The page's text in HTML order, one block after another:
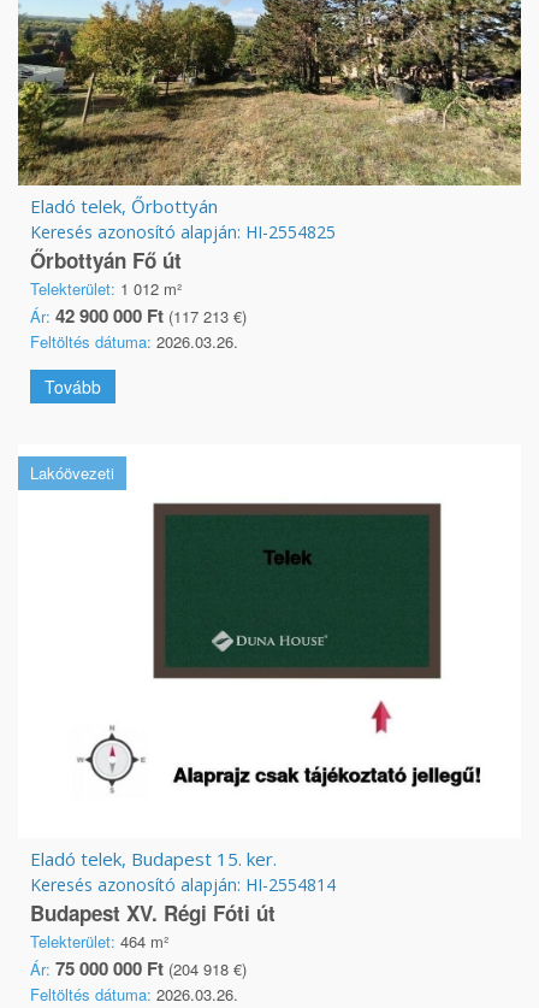
Eladó telek, Őrbottyán
Keresés azonosító alapján: HI-2554825
Őrbottyán Fő út
Telekterület: 1 012 m²
Ár: 42 900 000 Ft (117 213 €)
Feltöltés dátuma: 2026.03.26.
Tovább
Lakóövezeti
Eladó telek, Budapest 15. ker.
Keresés azonosító alapján: HI-2554814
Budapest XV. Régi Fóti út
Telekterület: 464 m²
Ár: 75 000 000 Ft (204 918 €)
Feltöltés dátuma: 2026.03.26.